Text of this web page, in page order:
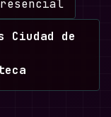
Ciudad de